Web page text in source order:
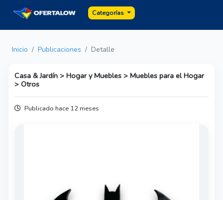
Categorías
Inicio Publicaciones Detalle
Casa & Jardín > Hogar y Muebles > Muebles para el Hogar
> Otros
Publicado hace 12 meses